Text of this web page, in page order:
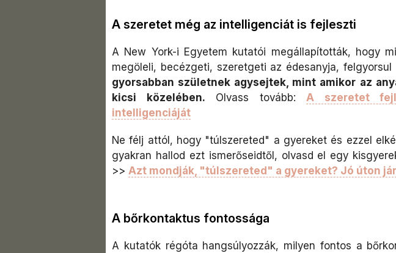
A szeretet még az intelligenciát is fejleszti
A New York-i Egyetem kutatói megállapították, hogy
megöleli, becézgeti, szeretgeti az édesanyja, felgyorsul
gyorsabban születnek agysejtek, mint amikor az
kicsi közelében. Olvass tovább: A szeretet
intelligenciáját
Ne félj attól, hogy "túlszereted" a gyereket és ezzel
gyakran hallod ezt ismerőseidtől, olvasd el egy
>> Azt mondják, "túlszereted" a gyereket? Jó úton
A bőrkontaktus fontossága
A kutatók régóta hangsúlyozzák, milyen fontos a